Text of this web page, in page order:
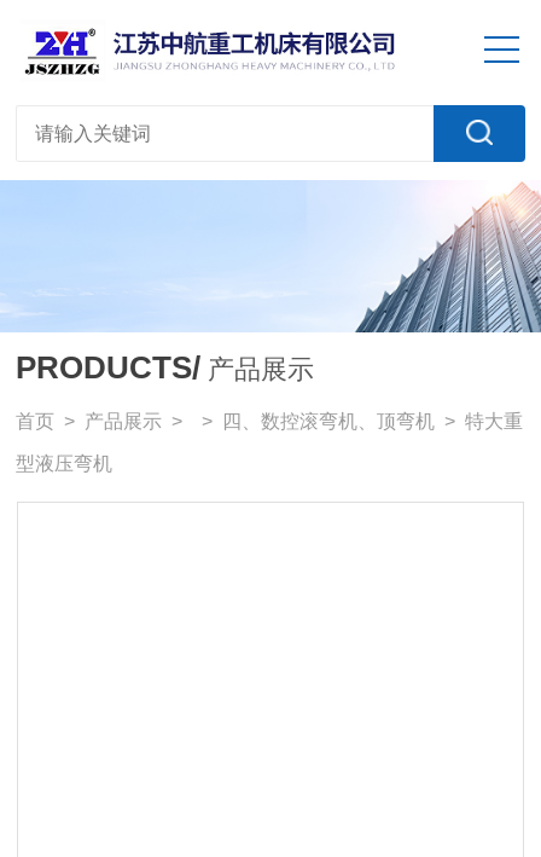
PRODUCTS/ 产品展示
首页 > 产品展示 > > 四、数控滚弯机、顶弯机 > 特大重
型液压弯机